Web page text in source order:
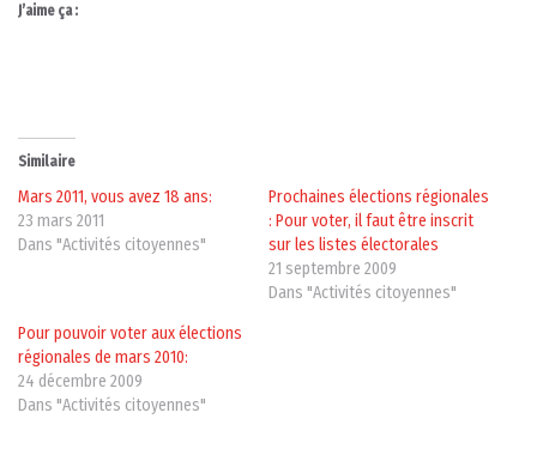
J’aime ça :
Similaire
Mars 2011, vous avez 18 ans:
23 mars 2011
Dans "Activités citoyennes"
Prochaines élections régionales
: Pour voter, il faut être inscrit
sur les listes électorales
21 septembre 2009
Dans "Activités citoyennes"
Pour pouvoir voter aux élections
régionales de mars 2010:
24 décembre 2009
Dans "Activités citoyennes"